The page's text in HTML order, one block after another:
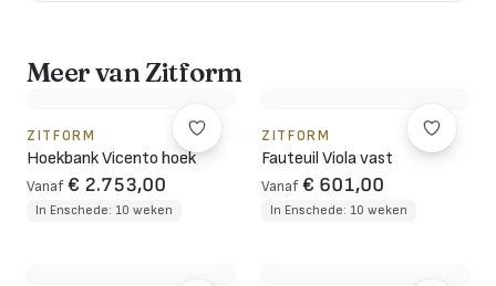
Meer van Zitform
ZITFORM
Hoekbank Vicento hoek
Vanaf € 2.753,00
In Enschede: 10 weken
ZITFORM
Fauteuil Viola vast
Vanaf € 601,00
In Enschede: 10 weken